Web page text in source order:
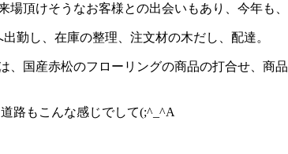
頂けそうなお客様との出会いもあり、今年も、
勤し、在庫の整理、注文材の木だし、配達。
、国産赤松のフローリングの商品の打合せ、
路もこんな感じでして(;^_^A